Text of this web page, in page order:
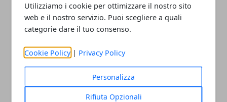
Utilizziamo i cookie per ottimizzare il nostro sito
web e il nostro servizio. Puoi scegliere a quali
categorie dare il tuo consenso.
Cookie Policy | Privacy Policy
Personalizza
Rifiuta Opzionali
Terremoto?
25/08/2016